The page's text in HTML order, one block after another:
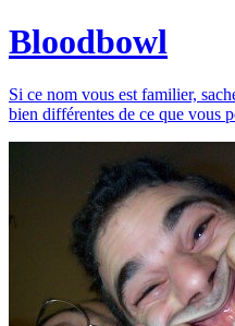
Bloodbowl
Si ce nom vous est familier,
bien différentes de ce que vous